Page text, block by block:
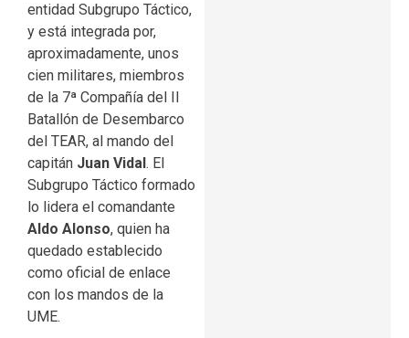
entidad Subgrupo Táctico,
y está integrada por,
aproximadamente, unos
cien militares, miembros
de la 7ª Compañía del II
Batallón de Desembarco
del TEAR, al mando del
capitán Juan Vidal . El
Subgrupo Táctico formado
lo lidera el comandante
Aldo Alonso, quien ha
quedado establecido
como oficial de enlace
con los mandos de la
UME.